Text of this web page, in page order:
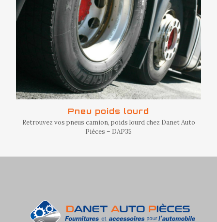
Pneu poids lourd
Retrouvez vos pneus camion, poids lourd chez Danet Auto
Pièces – DAP35